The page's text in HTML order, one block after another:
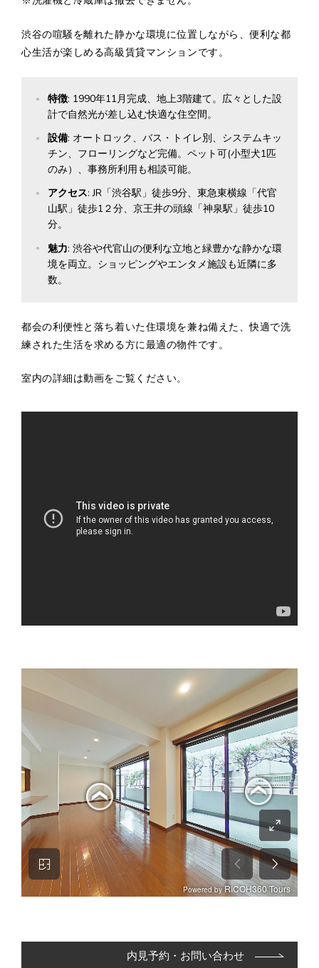
渋谷の喧騒を離れた静かな環境に位置しながら、便利な都
心生活が楽しめる高級賃貸マンションです。
特徴: 1990年11月完成、地上3階建て。広々とした設
計で自然光が差し込む快適な住空間。
設備: オートロック、バス・トイレ別、システムキッ
チン、フローリングなど完備。ペット可(小型犬1匹
のみ）、事務所利用も相談可能。
アクセス: JR「渋谷駅」徒歩9分、東急東横線「代官
山駅」徒歩1２分、京王井の頭線「神泉駅」徒歩10
分。
魅力: 渋谷や代官山の便利な立地と緑豊かな静かな環
境を両立。ショッピングやエンタメ施設も近隣に多
数。
都会の利便性と落ち着いた住環境を兼ね備えた、快適で洗
練された生活を求める方に最適の物件です。
室内の詳細は動画をご覧ください。
内見予約・お問い合わせ